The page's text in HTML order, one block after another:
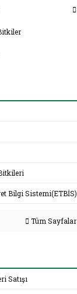
Bilgi Sistemi(ETBİS)
Tüm Sayfalar
Satışı